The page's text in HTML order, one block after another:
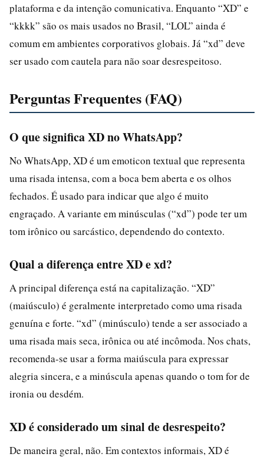
plataforma e da intenção comunicativa. Enquanto “XD” e
“kkkk” são os mais usados no Brasil, “LOL” ainda é
comum em ambientes corporativos globais. Já “xd” deve
ser usado com cautela para não soar desrespeitoso.
Perguntas Frequentes (FAQ)
O que significa XD no WhatsApp?
No WhatsApp, XD é um emoticon textual que representa
uma risada intensa, com a boca bem aberta e os olhos
fechados. É usado para indicar que algo é muito
engraçado. A variante em minúsculas (“xd”) pode ter um
tom irônico ou sarcástico, dependendo do contexto.
Qual a diferença entre XD e xd?
A principal diferença está na capitalização. “XD”
(maiúsculo) é geralmente interpretado como uma risada
genuína e forte. “xd” (minúsculo) tende a ser associado a
uma risada mais seca, irônica ou até incômoda. Nos chats,
recomenda-se usar a forma maiúscula para expressar
alegria sincera, e a minúscula apenas quando o tom for de
ironia ou desdém.
XD é considerado um sinal de desrespeito?
De maneira geral, não. Em contextos informais, XD é